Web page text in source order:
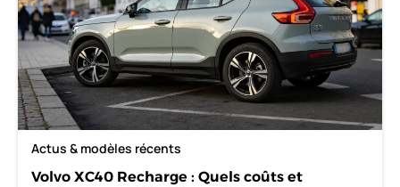
Actus & modèles récents
Volvo XC40 Recharge : Quels coûts et